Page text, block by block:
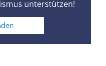
unterstützen!